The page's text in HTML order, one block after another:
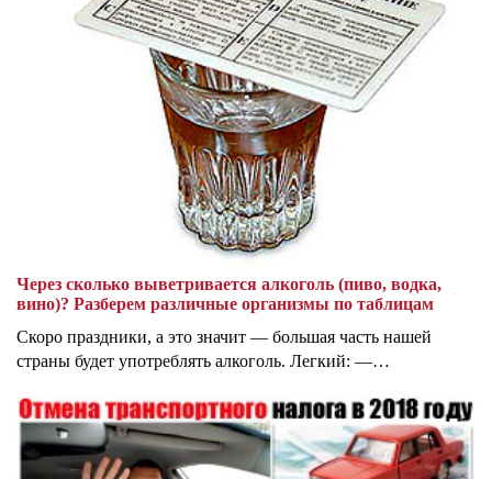
Через сколько выветривается алкоголь (пиво, водка,
вино)? Разберем различные организмы по таблицам
Скоро праздники, а это значит — большая часть нашей
страны будет употреблять алкоголь. Легкий: —…